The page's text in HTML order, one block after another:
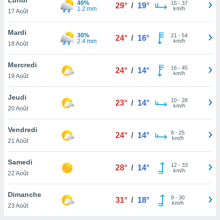
et
»,
au
vous
qu'ils
ou
le
ainsi
un
la
du
17 Août
40%
1.2 mm
29° / 19° 15- 37
km/h
Mardi
18 Août
30%
2.4 mm
24° / 16° 21 - 54
km/h
Mercredi
19 Août
24° / 14° 16- 45
km/h
Jeudi
20 Août
23° / 14° 10- 28
km/h
Vendredi
21 Août
24° / 14° 8- 25
km/h
Samedi
22 Août
28° / 14° 12- 33
km/h
Dimanche
23 Août
31° / 18° 9- 30
km/h